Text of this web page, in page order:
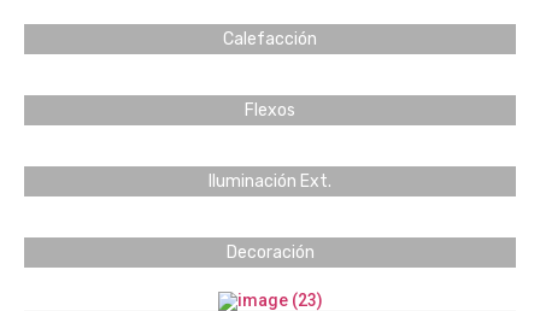
Calefacción
Flexos
Iluminación Ext.
Decoración